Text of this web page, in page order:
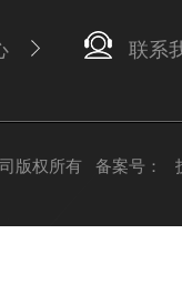
联系
版权所有 备案号：